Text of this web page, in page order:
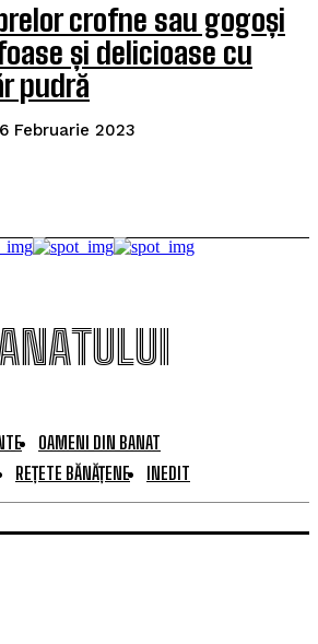
crofne sau gogoși
și delicioase cu
pudră
Februarie 2023
OAMENI DIN BANAT
REȚETE BĂNĂȚENE INEDIT